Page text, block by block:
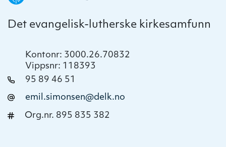
Det evangelisk-lutherske kirkesamfunn
Kontonr: 3000.26.70832
Vippsnr: 118393
95 89 46 51
emil.simonsen@delk.no
Org.nr. 895 835 382